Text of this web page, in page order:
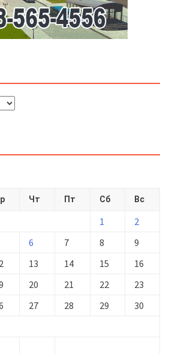
Чт Пт Сб Вс
1
2
6 7 8
9
13 14 15
16
20 21 22
23
27 28 29
30